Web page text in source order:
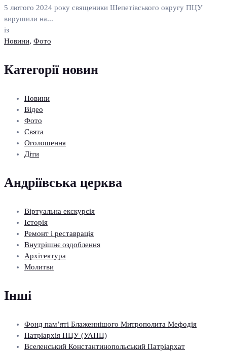
5 лютого 2024 року священики Шепетівського округу ПЦУ
вирушили на...
із
Новини, Фото
Категорії новин
Новини
Відео
Фото
Свята
Оголошення
Діти
Андріївська церква
Віртуальна екскурсія
Історія
Ремонт і реставрація
Внутрішнє оздоблення
Архітектура
Молитви
Інші
Фонд пам’яті Блаженнішого Митрополита Мефодія
Патріархія ПЦУ (УАПЦ)
Вселенський Константинопольський Патріархат